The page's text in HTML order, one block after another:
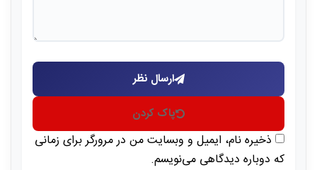
ارسال نظر
پاک کردن
ذخیره نام، ایمیل و وبسایت من در مرورگر برای زمانی
که دوباره دیدگاهی می‌نویسم.